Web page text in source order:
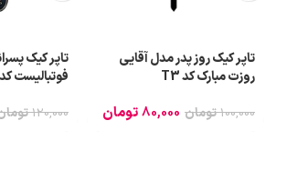
تاپر کیک روز پدر مدل آقایی
روزت مبارک کد T3
100,000تومان 80,000تومان
تاپر کیک
فوتبالیست کد 208
120,000